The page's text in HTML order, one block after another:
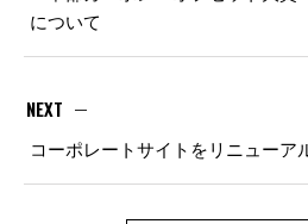
について
NEXT
コーポレートサイトをリニューア